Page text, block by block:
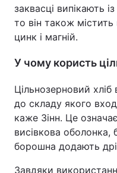
заквасці випікають
то він також містить
цинк і магній.
У чому користь
Цільнозерновий
до складу якого
каже Зінн. Це
висівкова оболонка,
борошна додають
Завдяки